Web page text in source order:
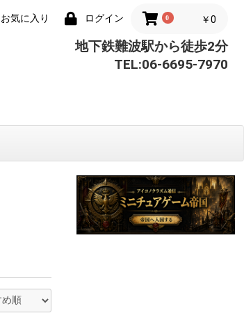
お気に入り ログイン 0 ￥0
地下鉄難波駅から徒歩2分
TEL:06-6695-7970